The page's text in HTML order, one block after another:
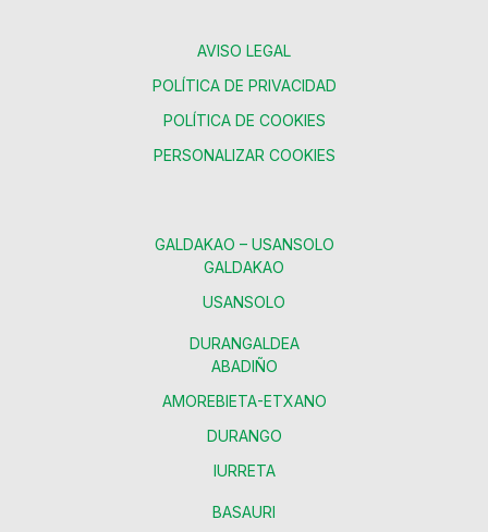
AVISO LEGAL
POLÍTICA DE PRIVACIDAD
POLÍTICA DE COOKIES
PERSONALIZAR COOKIES
GALDAKAO – USANSOLO
GALDAKAO
USANSOLO
DURANGALDEA
ABADIÑO
AMOREBIETA-ETXANO
DURANGO
IURRETA
BASAURI